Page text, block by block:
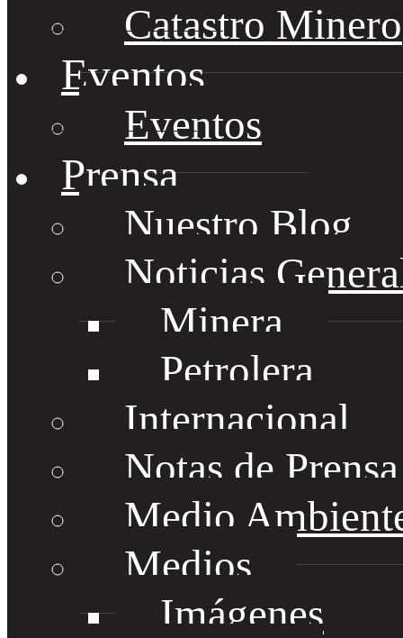
Catastro Minero
Eventos
Eventos
Prensa
Nuestro Blog
Noticias
Minera
Petrolera
Internacional
Notas de
Medio
Medios
Imágenes